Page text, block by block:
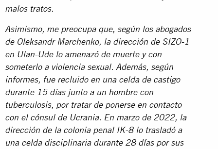
malos tratos.
Asimismo, me preocupa que, según los abogados
de Oleksandr Marchenko, la dirección de SIZO-1
en Ulan-Ude lo amenazó de muerte y con
someterlo a violencia sexual. Además, según
informes, fue recluido en una celda de castigo
durante 15 días junto a un hombre con
tuberculosis, por tratar de ponerse en contacto
con el cónsul de Ucrania. En marzo de 2022, la
dirección de la colonia penal IK-8 lo trasladó a
una celda disciplinaria durante 28 días por sus